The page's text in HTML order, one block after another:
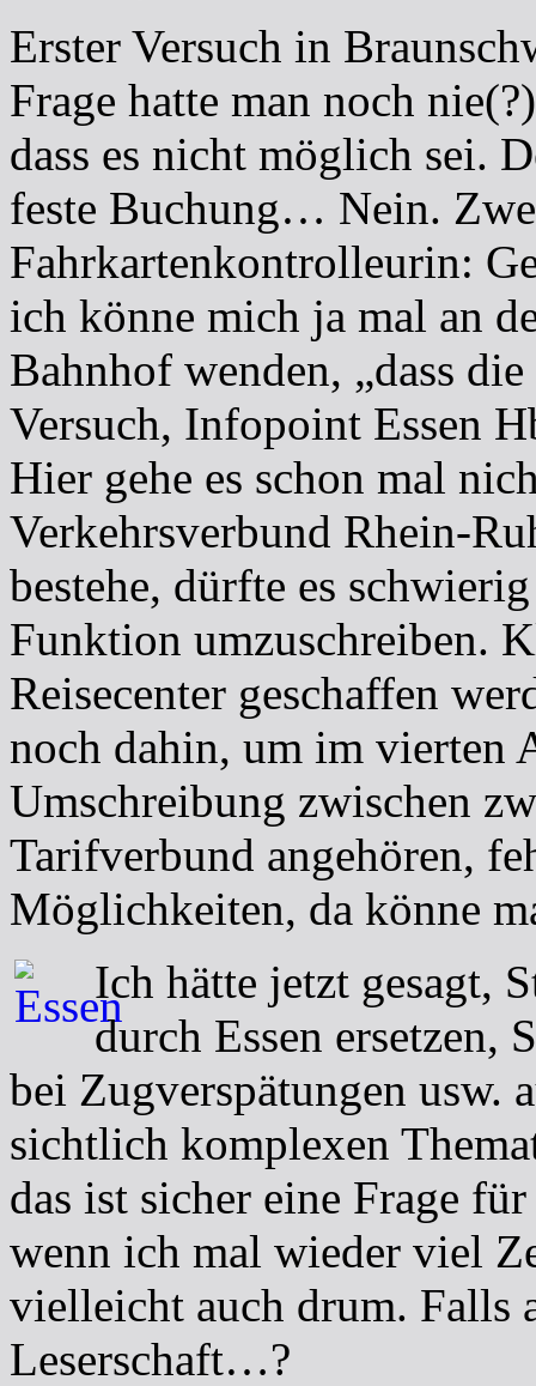
Erster Versuch in
Frage hatte man noch
dass es nicht möglich sei.
feste Buchung… Nein.
Fahrkartenkontrolleurin:
ich könne mich ja mal an
Bahnhof wenden, „dass
Versuch, Infopoint Essen
Hier gehe es schon mal
Verkehrsverbund Rhein-
bestehe, dürfte es
Funktion umzuschreiben.
Reisecenter geschaffen
noch dahin, um im vierten
Umschreibung zwischen
Tarifverbund angehören,
Möglichkeiten, da könne
Ich hätte jetzt gesagt,
durch Essen ersetzen,
bei Zugverspätungen usw.
sichtlich komplexen
das ist sicher eine Frage
wenn ich mal wieder viel
vielleicht auch drum. Falls
Leserschaft…?